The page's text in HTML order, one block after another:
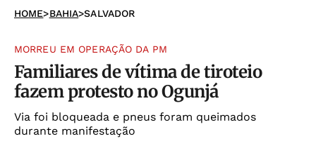
HOME>BAHIA>SALVADOR
MORREU EM OPERAÇÃO DA PM
Familiares de vítima de tiroteio
fazem protesto no Ogunjá
Via foi bloqueada e pneus foram queimados
durante manifestação